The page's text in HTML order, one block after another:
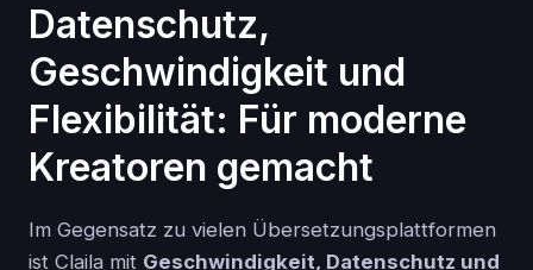
Datenschutz,
Geschwindigkeit und
Flexibilität: Für moderne
Kreatoren gemacht
Im Gegensatz zu vielen Übersetzungsplattformen
ist Claila mit Geschwindigkeit, Datenschutz und